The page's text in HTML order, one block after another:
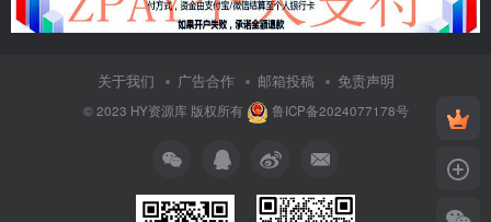
关于我们 广告合作 邮箱投稿 免责声明
© 2023 HY资源库版权所有 鲁ICP备2024077178号